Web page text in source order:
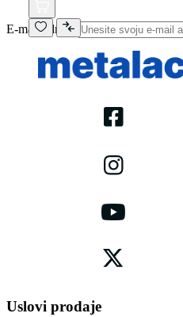
E-mail adresa
Uslovi prodaje